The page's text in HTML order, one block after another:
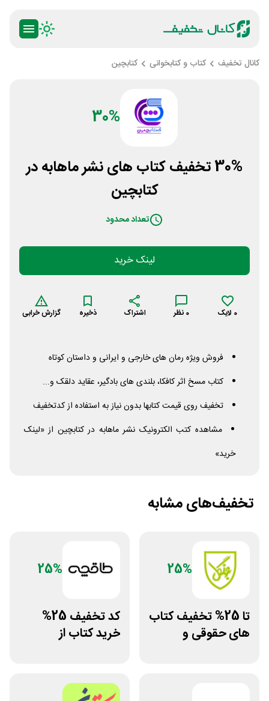
کانال تخفیف کتاب و کتابخوانی کتابچین
30%
30% تخفیف کتاب های نشر ماهابه در
کتابچین
تعداد محدود
لینک خرید
0 لایک 0 نظر اشتراک ذخیره گزارش خرابی
فروش ویژه رمان های خارجی و ایرانی و داستان کوتاه
کتاب مسخ اثر کافکا، بلندی های بادگیر، عقاید دلقک و...
تخفیف روی قیمت کتابها بدون نیاز به استفاده از کدتخفیف
مشاهده کتب الکترونیک نشر ماهابه در کتابچین از «لینک
خرید»
تخفیف‌های مشابه
25%
تا 25% تخفیف کتاب
های حقوقی و
25%
کد تخفیف 25%
خرید کتاب از